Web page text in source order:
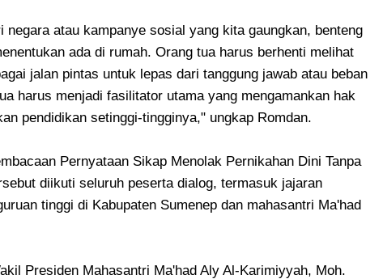
atau kampanye sosial yang kita gaungkan, benteng
ada di rumah. Orang tua harus berhenti melihat
jalan pintas untuk lepas dari tanggung jawab atau beban
harus menjadi fasilitator utama yang mengamankan hak
pendidikan setinggi-tingginya," ungkap Romdan.
Pernyataan Sikap Menolak Pernikahan Dini Tanpa
diikuti seluruh peserta dialog, termasuk jajaran
tinggi di Kabupaten Sumenep dan mahasantri Ma'had
Presiden Mahasantri Ma'had Aly Al-Karimiyyah, Moh.